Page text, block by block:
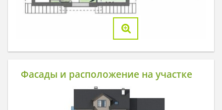
Фасады и расположение на участке